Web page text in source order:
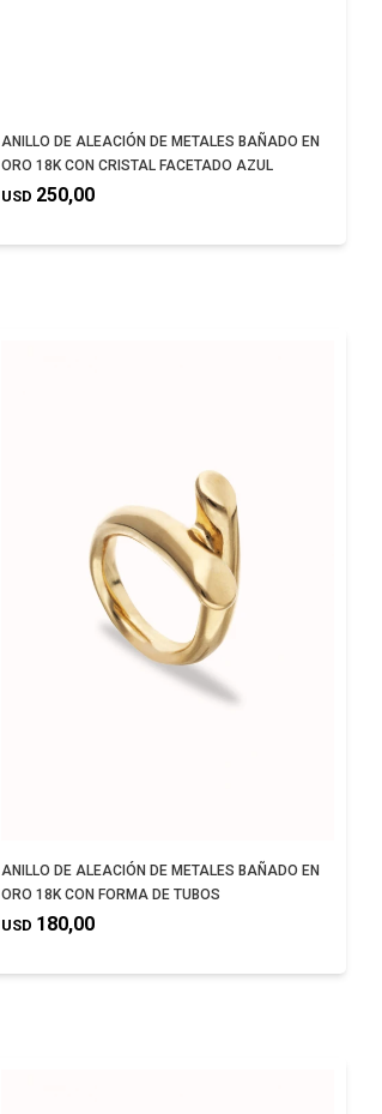
ANILLO DE ALEACIÓN DE METALES BAÑADO EN
ORO 18K CON CRISTAL FACETADO AZUL
USD 250,00
ANILLO DE ALEACIÓN DE METALES BAÑADO EN
ORO 18K CON FORMA DE TUBOS
USD 180,00